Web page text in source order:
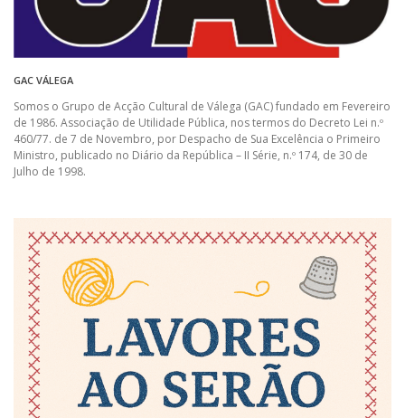
GAC VÁLEGA
Somos o Grupo de Acção Cultural de Válega (GAC) fundado em Fevereiro
de 1986. Associação de Utilidade Pública, nos termos do Decreto Lei n.º
460/77. de 7 de Novembro, por Despacho de Sua Excelência o Primeiro
Ministro, publicado no Diário da República – II Série, n.º 174, de 30 de
Julho de 1998.